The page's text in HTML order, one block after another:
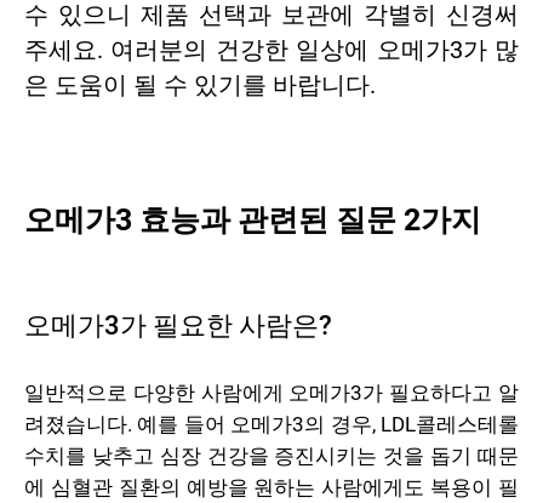
수 있으니 제품 선택과 보관에 각별히 신경써
주세요. 여러분의 건강한 일상에 오메가3가 많
은 도움이 될 수 있기를 바랍니다.
오메가3 효능과 관련된 질문 2가지
오메가3가 필요한 사람은?
일반적으로 다양한 사람에게 오메가3가 필요하다고 알
려졌습니다. 예를 들어 오메가3의 경우, LDL콜레스테롤
수치를 낮추고 심장 건강을 증진시키는 것을 돕기 때문
에 심혈관 질환의 예방을 원하는 사람에게도 복용이 필